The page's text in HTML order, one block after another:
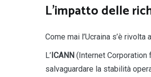
L’impatto delle
Come mai l’Ucraina s’è
L’ICANN (Internet Corporation
salvaguardare la stabilità